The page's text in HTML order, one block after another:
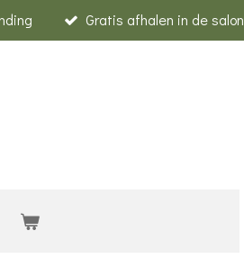
Gratis afhalen in de salon